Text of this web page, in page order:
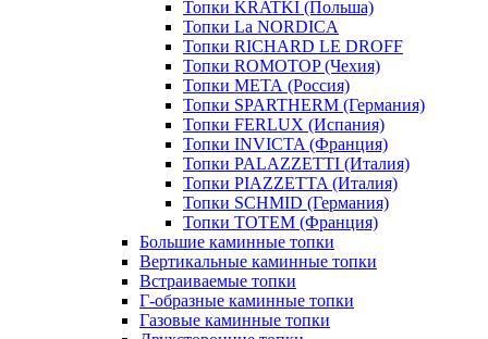
Топки KRATKI (Польша)
Топки La NORDICA
Топки RICHARD LE DROFF
Топки ROMOTOP (Чехия)
Топки МЕТА (Россия)
Топки SPARTHERM (Германия)
Топки FERLUX (Испания)
Топки INVICTA (Франция)
Топки PALAZZETTI (Италия)
Топки PIAZZETTA (Италия)
Топки SCHMID (Германия)
Топки TOTEM (Франция)
Большие каминные топки
Вертикальные каминные топки
Встраиваемые топки
Г-образные каминные топки
Газовые каминные топки